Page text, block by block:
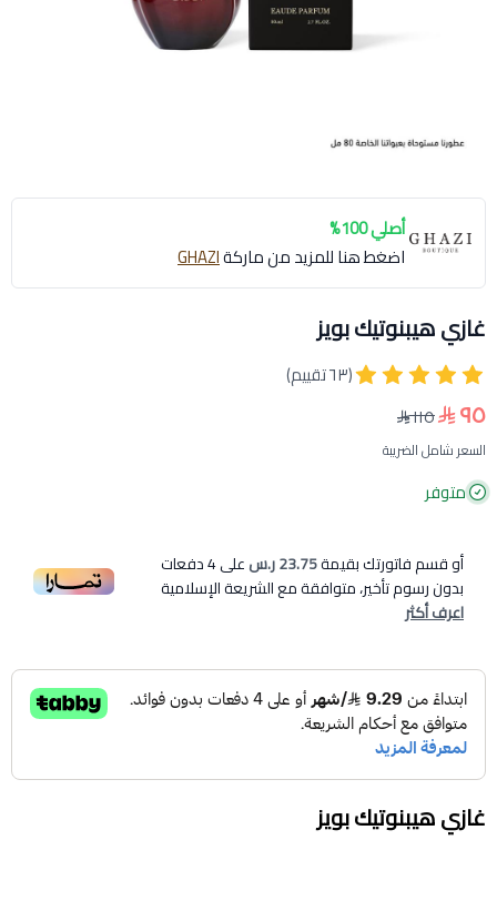
أصلي 100%
اضغط هنا للمزيد من ماركةGHAZI
غازي هيبنوتيك بويز
(٦٣ تقييم)
٩٥ ١١٥
السعر شامل الضريبة
متوفر
أو قسم فاتورتك بقيمة23.75 ر.س على4دفعات
بدون رسوم تأخير، متوافقة مع الشريعة الإسلامية
اعرف أكثر
غازي هيبنوتيك بويز